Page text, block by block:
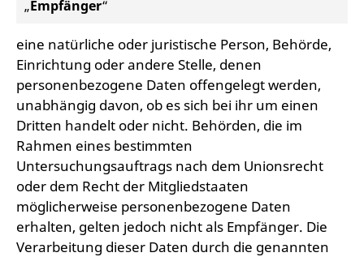
„Empfänger“
eine natürliche oder juristische Person, Behörde,
Einrichtung oder andere Stelle, denen
personenbezogene Daten offengelegt werden,
unabhängig davon, ob es sich bei ihr um einen
Dritten handelt oder nicht. Behörden, die im
Rahmen eines bestimmten
Untersuchungsauftrags nach dem Unionsrecht
oder dem Recht der Mitgliedstaaten
möglicherweise personenbezogene Daten
erhalten, gelten jedoch nicht als Empfänger. Die
Verarbeitung dieser Daten durch die genannten